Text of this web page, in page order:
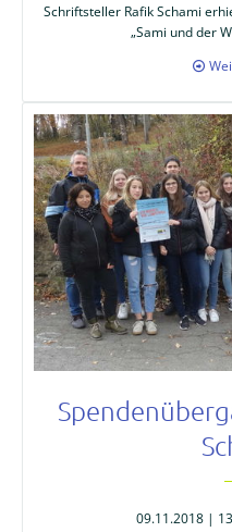
Schriftsteller Rafik Schami
„Sami und der
09.11.2018 |